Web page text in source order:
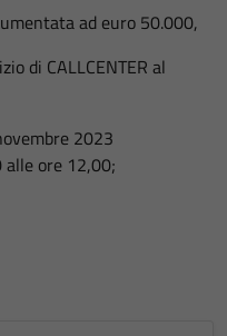
ad euro 50.000,
di CALLCENTER al
2023
ore 12,00;